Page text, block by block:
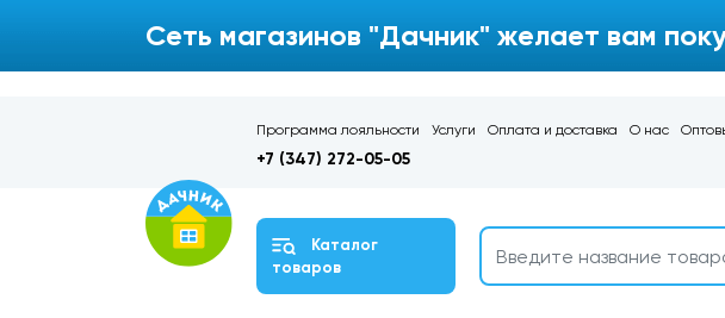
Сеть магазинов "Дачник" желает вам
Программа лояльности Услуги Оплата и доставка О нас
+7 (347) 272-05-05
Каталог
товаров